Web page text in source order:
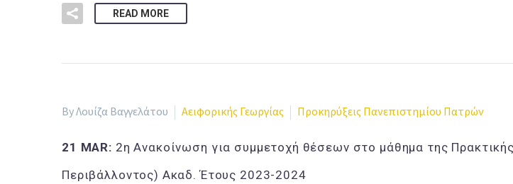
READ MORE
By Λουίζα Βαγγελάτου Αειφορικής Γεωργίας Προκηρύξεις Πανεπιστημίου Πατρών
21 MAR: 2η Ανακοίνωση για συμμετοχή θέσεων στο μάθημα της
Περιβάλλοντος) Ακαδ. Έτους 2023-2024